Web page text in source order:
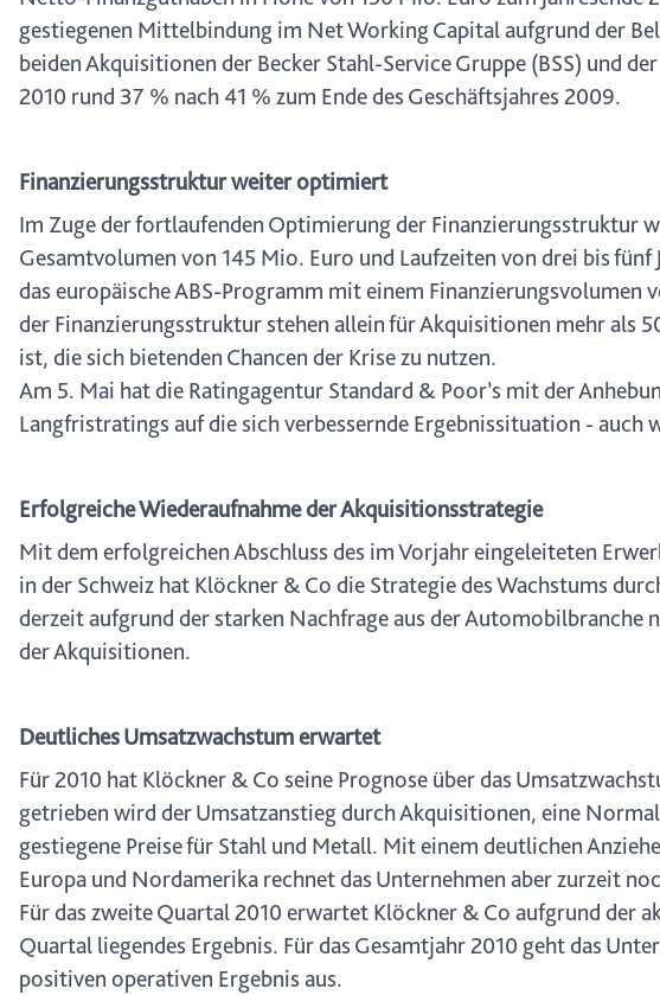
gestiegenen Mittelbindung im Net Working Capital aufgrund der
beiden Akquisitionen der Becker Stahl-Service Gruppe (BSS) und
2010 rund 37 % nach 41 % zum Ende des Geschäftsjahres 2009.
Finanzierungsstruktur weiter optimiert
Im Zuge der fortlaufenden Optimierung der Finanzierungsstruktur
Gesamtvolumen von 145 Mio. Euro und Laufzeiten von drei bis
das europäische ABS-Programm mit einem
der Finanzierungsstruktur stehen allein für Akquisitionen mehr als
ist, die sich bietenden Chancen der Krise zu nutzen.
Am 5. Mai hat die Ratingagentur Standard & Poor’s mit der
Langfristratings auf die sich verbessernde Ergebnissituation -
Erfolgreiche Wiederaufnahme der Akquisitionsstrategie
Mit dem erfolgreichen Abschluss des im Vorjahr eingeleiteten
in der Schweiz hat Klöckner & Co die Strategie des Wachstums
derzeit aufgrund der starken Nachfrage aus der Automobilbranche
der Akquisitionen.
Deutliches Umsatzwachstum erwartet
Für 2010 hat Klöckner & Co seine Prognose über das
getrieben wird der Umsatzanstieg durch Akquisitionen, eine
gestiegene Preise für Stahl und Metall. Mit einem deutlichen
Europa und Nordamerika rechnet das Unternehmen aber zurzeit
Für das zweite Quartal 2010 erwartet Klöckner & Co aufgrund der
Quartal liegendes Ergebnis. Für das Gesamtjahr 2010 geht das
positiven operativen Ergebnis aus.